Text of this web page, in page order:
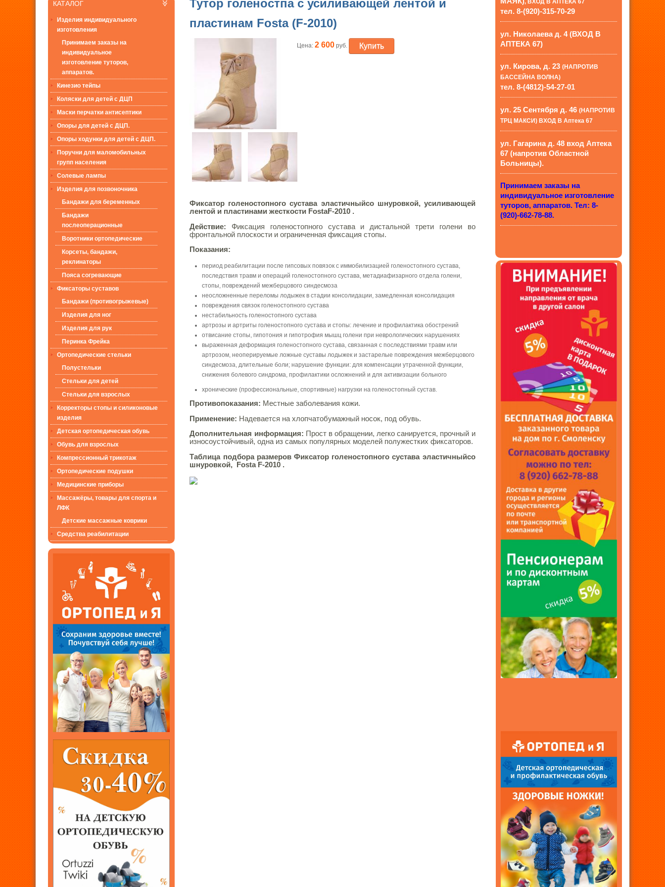
КАТАЛОГ
Изделия индивидуального
изготовления
Принимаем заказы на
индивидуальное
изготовление туторов,
аппаратов.
Кинезио тейпы
Коляски для детей с ДЦП
Маски перчатки антисептики
Опоры для детей с ДЦП.
Опоры ходунки для детей с ДЦП.
Поручни для маломобильных
групп населения
Солевые лампы
Изделия для позвоночника
Бандажи для беременных
Бандажи
послеоперационные
Воротники ортопедические
Корсеты, бандажи,
реклинаторы
Пояса согревающие
Фиксаторы суставов
Бандажи (противогрыжевые)
Изделия для ног
Изделия для рук
Перинка Фрейка
Ортопедические стельки
Полустельки
Стельки для детей
Стельки для взрослых
Корректоры стопы и силиконовые
изделия
Детская ортопедическая обувь
Обувь для взрослых
Компрессионный трикотаж
Ортопедические подушки
Медицинские приборы
Массажёры, товары для спорта и
ЛФК
Детские массажные коврики
Средства реабилитации
Тутор голеностпа с усиливающей лентой и
пластинам Fosta (F-2010)
Цена: 2 600руб. Купить
Фиксатор голеностопного сустава эластичныйсо шнуровкой, усиливающей
лентой и пластинами жесткости FostaF-2010 .
Действие: Фиксация голеностопного сустава и дистальной трети голени во
фронтальной плоскости и ограниченная фиксация стопы.
Показания:
период реабилитации после гипсовых повязок с иммобилизацией голеностопного сустава,
последствия травм и операций голеностопного сустава, метадиафизарного отдела голени,
стопы, повреждений межберцового синдесмоза
неосложненные переломы лодыжек в стадии консолидации, замедленная консолидация
повреждения связок голеностопного сустава
нестабильность голеностопного сустава
артрозы и артриты голеностопного сустава и стопы: лечение и профилактика обострений
отвисание стопы, гипотония и гипотрофия мышц голени при неврологических нарушениях
выраженная деформация голеностопного сустава, связанная с последствиями травм или
артрозом, неоперируемые ложные суставы лодыжек и застарелые повреждения межберцового
синдесмоза, длительные боли; нарушение функции: для компенсации утраченной функции,
снижения болевого синдрома, профилактики осложнений и для активизации больного
хронические (профессиональные, спортивные) нагрузки на голеностопный сустав.
Противопоказания: Местные заболевания кожи.
Применение: Надевается на хлопчатобумажный носок, под обувь.
Дополнительная информация: Прост в обращении, легко санируется, прочный и
износоустойчивый, одна из самых популярных моделей полужестких фиксаторов.
Таблица подбора размеров Фиксатор голеностопного сустава эластичныйсо
шнуровкой, Fosta F-2010 .
, ВХОД В АПТЕКА 67
тел. 8-(920)-315-70-29
ул. Николаева д. 4 (ВХОД В
АПТЕКА 67)
ул. Кирова, д. 23(НАПРОТИВ
БАССЕЙНА ВОЛНА)
тел. 8-(4812)-54-27-01
ул. 25 Сентября д. 46(НАПРОТИВ
ТРЦ МАКСИ) ВХОД В Аптека 67
ул. Гагарина д. 48 вход Аптека
67 (напротив Областной
Больницы).
Принимаем заказы на
индивидуальное изготовление
туторов, аппаратов. Тел: 8-
(920)-662-78-88.